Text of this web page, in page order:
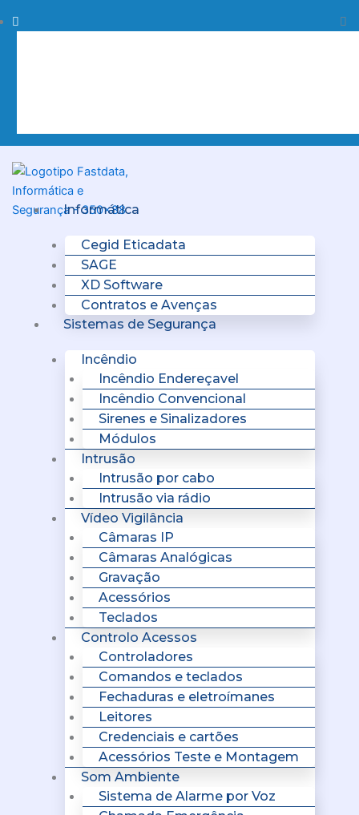
to
Procurar
Informática
Cegid Eticadata
SAGE
XD Software
Contratos e Avenças
Sistemas de Segurança
Incêndio
Incêndio Endereçavel
Incêndio Convencional
Sirenes e Sinalizadores
Módulos
Intrusão
Intrusão por cabo
Intrusão via rádio
Vídeo Vigilância
Câmaras IP
Câmaras Analógicas
Gravação
Acessórios
Teclados
Controlo Acessos
Controladores
Comandos e teclados
Fechaduras e eletroímanes
Leitores
Credenciais e cartões
Acessórios Teste e Montagem
Som Ambiente
Sistema de Alarme por Voz
Menu